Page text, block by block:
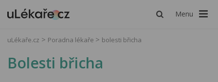
Menu
uLékaře.cz Poradna lékaře bolesti břicha
Bolesti břicha